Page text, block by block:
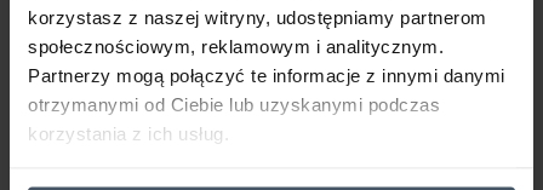
korzystasz z naszej witryny, udostępniamy partnerom
społecznościowym, reklamowym i analitycznym.
Partnerzy mogą połączyć te informacje z innymi danymi
otrzymanymi od Ciebie lub uzyskanymi podczas
korzystania z ich usług.